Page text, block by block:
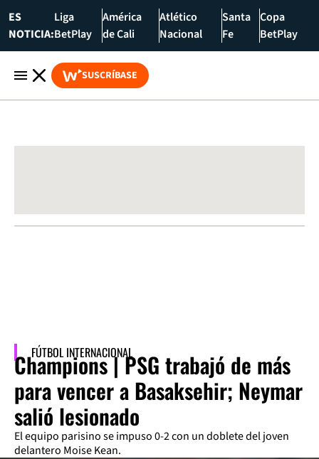
ES
NOTICIA:
Liga
BetPlay
América
de Cali
Atlético
Nacional
Santa
Fe
Copa
BetPlay
SUSCRÍBASE
FÚTBOL INTERNACIONAL
Champions | PSG trabajó de más
para vencer a Basaksehir; Neymar
salió lesionado
El equipo parisino se impuso 0-2 con un doblete del joven
delantero Moise Kean.